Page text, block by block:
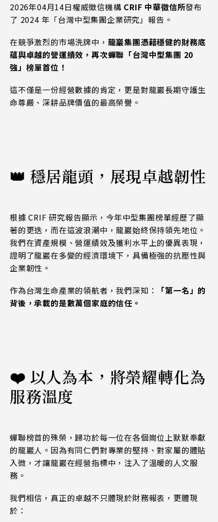
2026年04月14日權威徵信機構 CRIF 中華徵信所發布
了 2024 年「台灣中型集團企業研究」報告。
在競爭激烈的市場洗牌中， 龍巖集團憑藉穩健的財務底
蘊與卓越的營運績效，再次蟬聯「台灣中型集團 20
強」榜單首位！
這不僅是一份經營數據的肯定，更是對龍巖長期守護生
命尊嚴、深耕品牌價值的最高榮譽。
👑 穩居龍頭，展現卓越韌性
根據 CRIF 研究報告顯示，今年中型集團榜單經歷了顯
著的更迭，而在這波浪潮中，龍巖始終保持領先地位。
我們在資產規模、營運績效及獲利水平上的優異表現，
證明了龍巖在多變的經濟環境下，具備極強的抗壓性與
企業韌性。
作為台灣生命產業的領航者，我們深知：
「第一名」的
背後，承載的是數萬個家庭的信任。
❤️ 以人為本，將榮耀轉化為
服務溫度
蟬聯榜首的殊榮，歸功於每一位在各個崗位上默默奉獻
的龍巖人。因為有同仁們對專業的堅持、對家屬的體貼
入微，才讓龍巖在經營指標中，注入了溫暖的人文服
務。
我們相信，真正的卓越不只體現於財務報表，更體現
於：